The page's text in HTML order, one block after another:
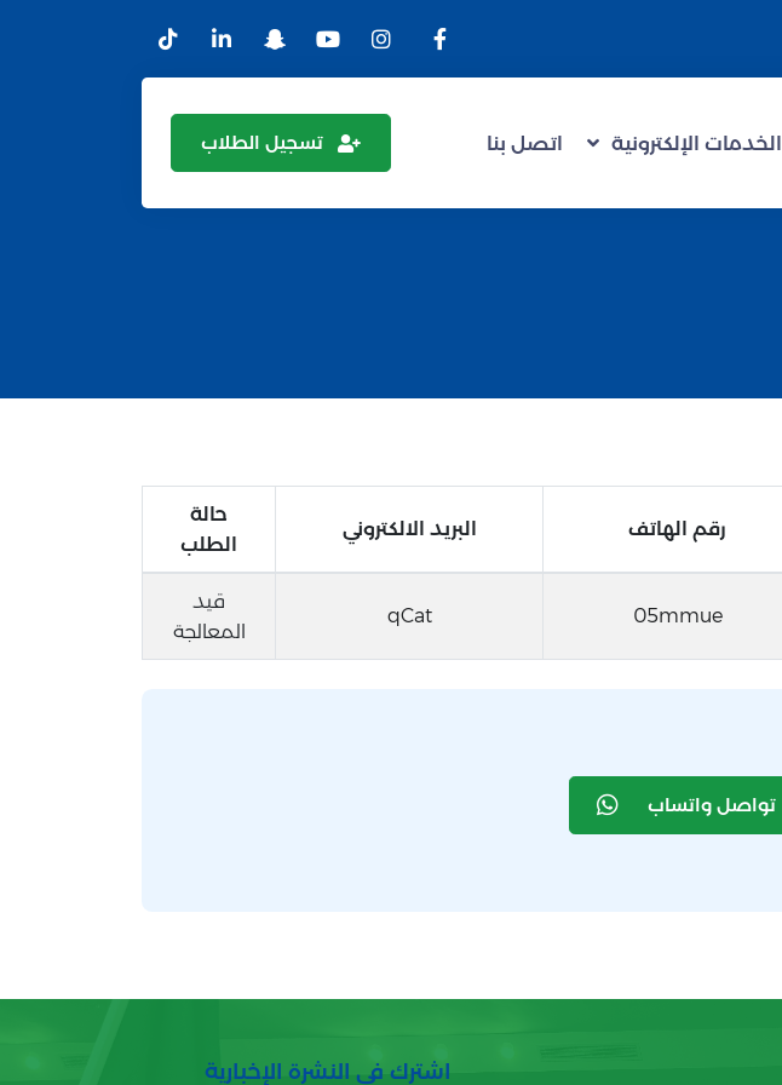
الخدمات الإلكترونية اتصل بنا تسجيل الطلاب
رقم الهاتف البريد الالكتروني
حالة
الطلب
05mmue
qCat
قيد
المعالجة
تواصل واتساب
اشترك في النشرة الإخبارية